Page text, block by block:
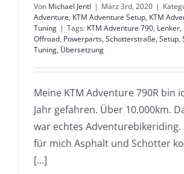
Von Michael Jentl | März 3rd, 2020 |
Adventure, KTM Adventure Setup, KTM
Tuning | Tags: KTM Adventure 790, Lenker,
Offroad, Powerparts, Schotterstraße, Setup,
Tuning, Übersetzung
Meine KTM Adventure 790R bin
Jahr gefahren. Über 10.000km.
war echtes Adventurebikeriding.
für mich Asphalt und Schotter
[...]